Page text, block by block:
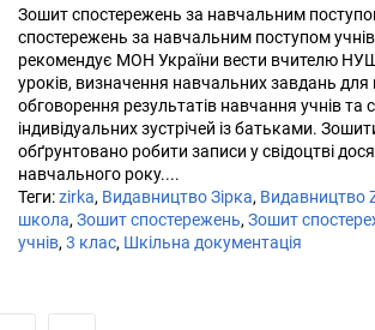
Зошит спостережень за навчальним
спостережень за навчальним поступом
рекомендує МОН України вести вчителю
уроків, визначення навчальних завдань
обговорення результатів навчання учнів та
індивідуальних зустрічей із батьками.
обґрунтовано робити записи у свідоцтві
навчального року....
Теги:zirka, Видавництво Зірка, Видавництво
школа,Зошит спостережень,Зошит
учнів,3 клас, Шкільна документація